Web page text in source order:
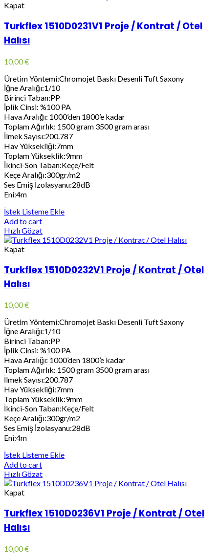
Kapat
Turkflex 1510D0231V1 Proje / Kontrat / Otel
Halısı
10,00€
Üretim Yöntemi:Chromojet Baskı Desenli Tuft Saxony
İğne Aralığı:1/10
Birinci Taban:PP
İplik Cinsi: %100 PA
Hava Aralığı: 1000’den 1800’e kadar
Toplam Ağırlık: 1500 gram 3500 gram arası
İlmek Sayısı:200.787
Hav Yüksekliği:7mm
Toplam Yükseklik:9mm
İkinci-Son Taban:Keçe/Felt
Keçe Aralığı:300gr/m2
Ses Emiş İzolasyanu:28dB
Eni:4m
İstek Listeme Ekle
Add to cart
Hızlı Gözat
Kapat
Turkflex 1510D0232V1 Proje / Kontrat / Otel
Halısı
10,00€
Üretim Yöntemi:Chromojet Baskı Desenli Tuft Saxony
İğne Aralığı:1/10
Birinci Taban:PP
İplik Cinsi: %100 PA
Hava Aralığı: 1000’den 1800’e kadar
Toplam Ağırlık: 1500 gram 3500 gram arası
İlmek Sayısı:200.787
Hav Yüksekliği:7mm
Toplam Yükseklik:9mm
İkinci-Son Taban:Keçe/Felt
Keçe Aralığı:300gr/m2
Ses Emiş İzolasyanu:28dB
Eni:4m
İstek Listeme Ekle
Add to cart
Hızlı Gözat
Kapat
Turkflex 1510D0236V1 Proje / Kontrat / Otel
Halısı
10,00€